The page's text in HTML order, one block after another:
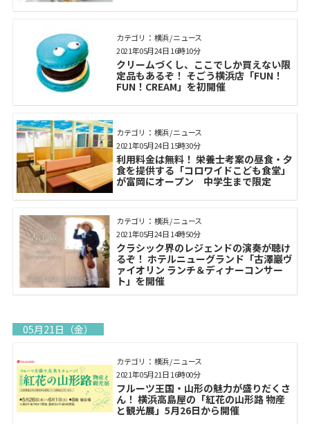
カテゴリ： 横浜 / ニュース
クリームづくし、ここでしか買えない限
定品もあるぞ！ そごう横浜店「FUN！
FUN！CREAM」を初開催
2021年05月24日 16時10分
カテゴリ： 横浜 / ニュース
利用料金は無料！ 栄養士考案の昼食・夕
食を提供する「コロワイドこども食堂」
が富岡にオープン 中学生まで限定
2021年05月24日 15時30分
カテゴリ： 横浜 / ニュース
クラシック界のレジェンドの演奏が聴け
るぞ！ ホテルニューグランド「古澤巖ヴ
ァイオリン ランチ＆ディナーコンサー
ト」を開催
2021年05月24日 14時50分
05月21日（金）
カテゴリ： 横浜 / ニュース
フルーツ王国・山形の魅力が盛りだくさ
ん！ 横浜高島屋の「紅花の山形路 物産
と観光展」5月26日から開催
2021年05月21日 16時00分